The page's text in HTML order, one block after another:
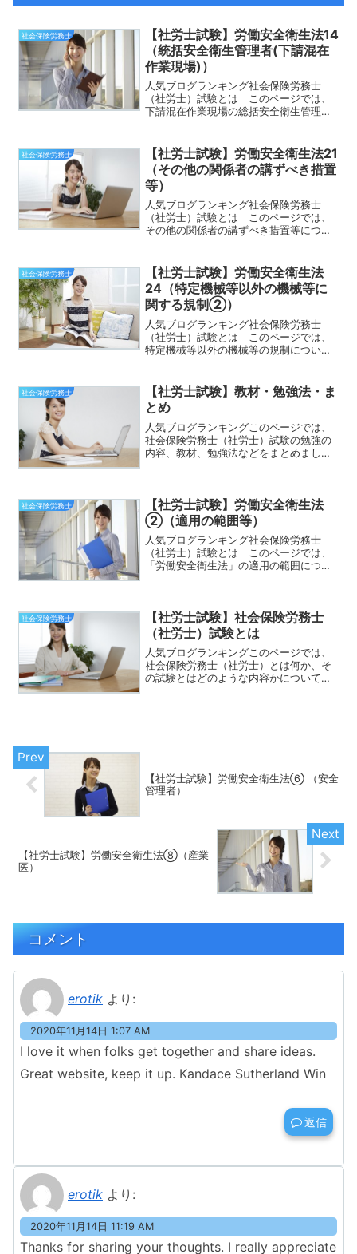
社会保険労務士
【社労士試験】労働安全衛生法14
（統括安全衛生管理者(下請混在
作業現場)）
人気ブログランキング社会保険労務士
（社労士）試験とは このページでは、
下請混在作業現場の総括安全衛生管理者
作業を行うため、労災事故が起こりやす
くなります。労働災害防止の...
社会保険労務士
【社労士試験】労働安全衛生法21
（その他の関係者の講ずべき措置
等）
人気ブログランキング社会保険労務士
（社労士）試験とは このページでは、
その他の関係者の講ずべき措置等につい
「機械等貸与者」、「建築物貸与者」、
「重量表示を行う者」、「ガス...
社会保険労務士
【社労士試験】労働安全衛生法
24（特定機械等以外の機械等に
関する規制②）
人気ブログランキング社会保険労務士
（社労士）試験とは このページでは、
特定機械等以外の機械等の規制について
ります。このページでは、「個別検定」
と「型式検定」について解説...
社会保険労務士
【社労士試験】教材・勉強法・ま
とめ
人気ブログランキングこのページでは、
社会保険労務士（社労士）試験の勉強の
内容、教材、勉強法などをまとめまし
とは内容リンク【社労士試験...
社会保険労務士
【社労士試験】労働安全衛生法
②（適用の範囲等）
人気ブログランキング社会保険労務士
（社労士）試験とは このページでは、
「労働安全衛生法」の適用の範囲につい
て適用されます。適用の範囲...
社会保険労務士
【社労士試験】社会保険労務士
（社労士）試験とは
人気ブログランキングこのページでは、
社会保険労務士（社労士）とは何か、そ
の試験とはどのような内容かについて解
【社労士試験】労働安全衛生法⑥ （安全
管理者）
【社労士試験】労働安全衛生法⑧（産業
医）
コメント
erotik より:
2020年11月14日 1:07 AM
I love it when folks get together and share ideas.
Great website, keep it up. Kandace Sutherland Win
返信
erotik より:
2020年11月14日 11:19 AM
Thanks for sharing your thoughts. I really appreciate